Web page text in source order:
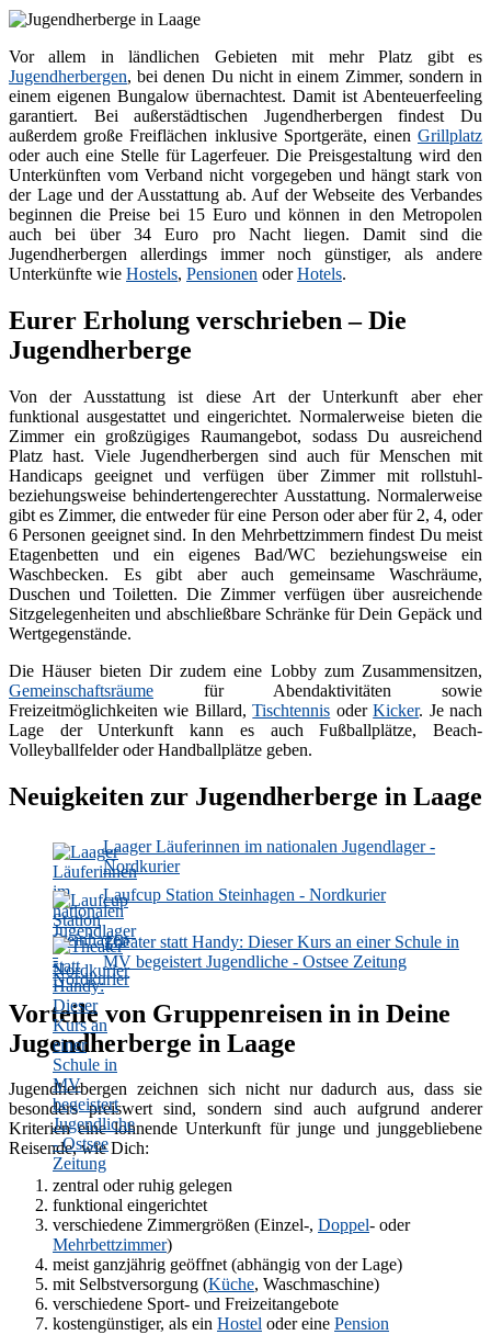
Vor allem in ländlichen Gebieten mit mehr Platz gibt es
Jugendherbergen, bei denen Du nicht in einem Zimmer, sondern in
einem eigenen Bungalow übernachtest. Damit ist Abenteuerfeeling
garantiert. Bei außerstädtischen Jugendherbergen findest Du
außerdem große Freiflächen inklusive Sportgeräte, einen Grillplatz
oder auch eine Stelle für Lagerfeuer. Die Preisgestaltung wird den
Unterkünften vom Verband nicht vorgegeben und hängt stark von
der Lage und der Ausstattung ab. Auf der Webseite des Verbandes
beginnen die Preise bei 15 Euro und können in den Metropolen
auch bei über 34 Euro pro Nacht liegen. Damit sind die
Jugendherbergen allerdings immer noch günstiger, als andere
Unterkünfte wie Hostels, Pensionen oderHotels.
Eurer Erholung verschrieben – Die
Jugendherberge
Von der Ausstattung ist diese Art der Unterkunft aber eher
funktional ausgestattet und eingerichtet. Normalerweise bieten die
Zimmer ein großzügiges Raumangebot, sodass Du ausreichend
Platz hast. Viele Jugendherbergen sind auch für Menschen mit
Handicaps geeignet und verfügen über Zimmer mit rollstuhl-
beziehungsweise behindertengerechter Ausstattung. Normalerweise
gibt es Zimmer, die entweder für eine Person oder aber für 2, 4, oder
6 Personen geeignet sind. In den Mehrbettzimmern findest Du meist
Etagenbetten und ein eigenes Bad/WC beziehungsweise ein
Waschbecken. Es gibt aber auch gemeinsame Waschräume,
Duschen und Toiletten. Die Zimmer verfügen über ausreichende
Sitzgelegenheiten und abschließbare Schränke für Dein Gepäck und
Wertgegenstände.
Die Häuser bieten Dir zudem eine Lobby zum Zusammensitzen,
Gemeinschaftsräume für Abendaktivitäten sowie
Freizeitmöglichkeiten wie Billard,Tischtennis oderKicker. Je nach
Lage der Unterkunft kann es auch Fußballplätze, Beach-
Volleyballfelder oder Handballplätze geben.
Neuigkeiten zur Jugendherberge in Laage
Laager Läuferinnen im nationalen Jugendlager -
Nordkurier
Laufcup Station Steinhagen - Nordkurier
Theater statt Handy: Dieser Kurs an einer Schule in
MV begeistert Jugendliche - Ostsee Zeitung
Vorteile von Gruppenreisen in in Deine
Jugendherberge in Laage
Jugendherbergen zeichnen sich nicht nur dadurch aus, dass sie
besonders preiswert sind, sondern sind auch aufgrund anderer
Kriterien eine lohnende Unterkunft für junge und junggebliebene
Reisende, wie Dich:
zentral oder ruhig gelegen
funktional eingerichtet
verschiedene Zimmergrößen (Einzel-, Doppel- oder
Mehrbettzimmer)
meist ganzjährig geöffnet (abhängig von der Lage)
mit Selbstversorgung (Küche, Waschmaschine)
verschiedene Sport- und Freizeitangebote
kostengünstiger, als ein Hostel oder eine Pension